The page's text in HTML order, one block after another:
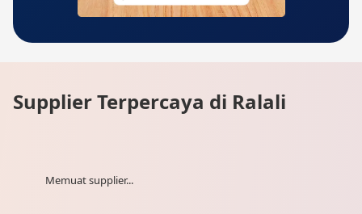
Supplier Terpercaya di Ralali
Memuat supplier...